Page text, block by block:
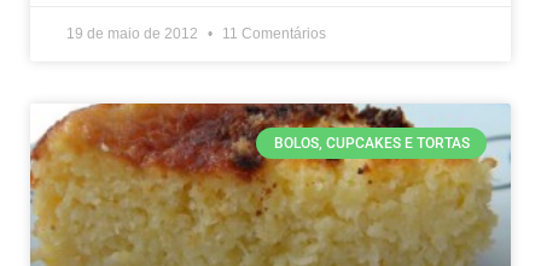
19 de maio de 2012 11 Comentários
BOLOS, CUPCAKES E TORTAS